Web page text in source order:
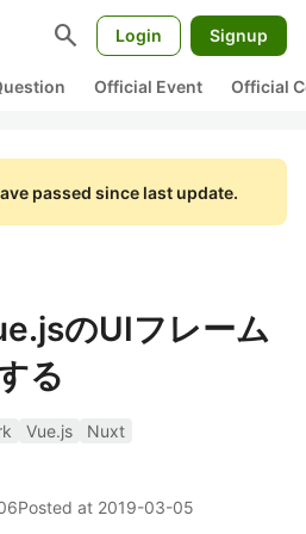
search Login Signup
Official Event Official
passed since last update.
のUIフレーム
る
Vue.js
Nuxt
Posted at 2019-03-05